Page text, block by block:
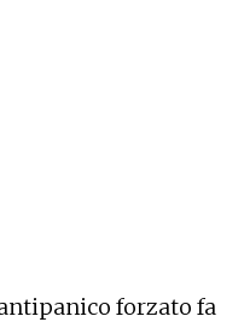
forzato fa